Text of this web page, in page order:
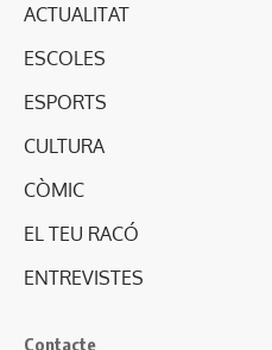
ACTUALITAT
ESCOLES
ESPORTS
CULTURA
CÒMIC
EL TEU RACÓ
ENTREVISTES
Contacte